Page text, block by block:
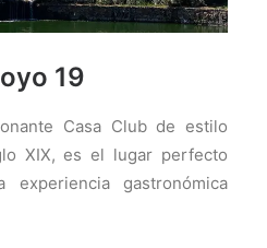
19
Casa Club de estilo
XIX, es el lugar perfecto
gastronómica